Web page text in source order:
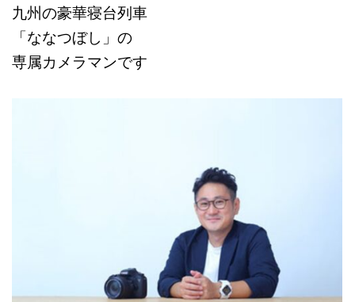
九州の豪華寝台列車
「ななつぼし」の
専属カメラマンです